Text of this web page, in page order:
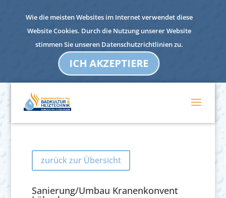
zurück zur Übersicht
Sanierung/Umbau Kranenkonvent
Wie die meisten Websites im Internet verwendet diese
Website Cookies. Durch die Nutzung unserer Website
stimmen Sie unseren Datenschutzrichtlinien zu.
ICH AKZEPTIERE